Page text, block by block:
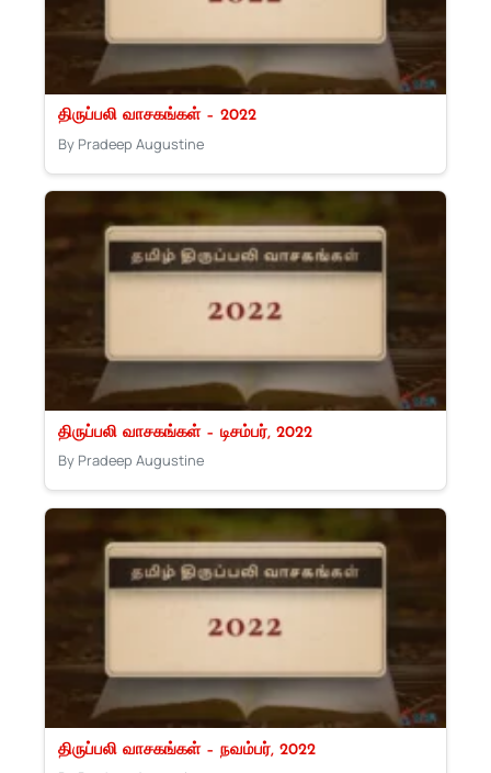
திருப்பலி வாசகங்கள் – 2022
By Pradeep Augustine
திருப்பலி வாசகங்கள் – டிசம்பர், 2022
By Pradeep Augustine
திருப்பலி வாசகங்கள் – நவம்பர், 2022